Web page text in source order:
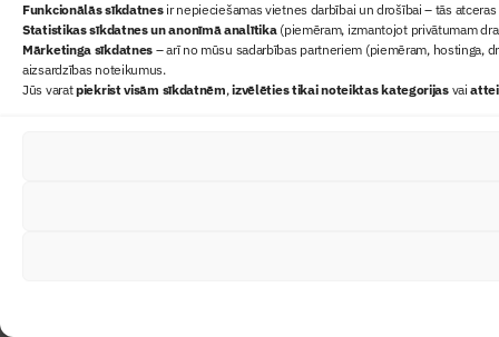
Funkcionālās sīkdatnesir nepieciešamas vietnes darbībai un drošībai – tās
Statistikas sīkdatnes un anonīmā analītika(piemēram, izmantojot privātumam
Mārketinga sīkdatnes – arī no mūsu sadarbības partneriem (piemēram, hostinga,
aizsardzības noteikumus.
Jūs varatpiekrist visām sīkdatnēm,izvēlēties tikai noteiktas kategorijasvai